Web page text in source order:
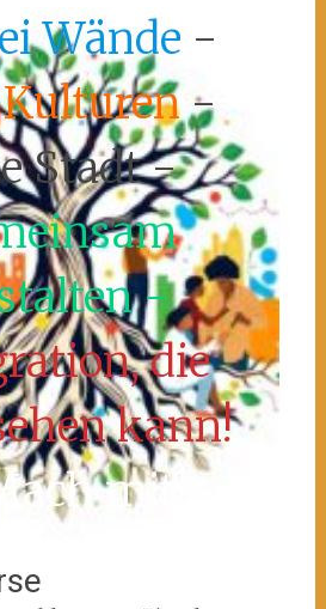
Wände -
Kulturen-
Stadt -
-
die
kann!
mit!